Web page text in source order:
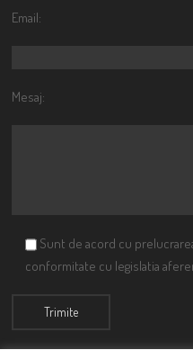
Email:
Mesaj:
Sunt de acord cu
conformitate cu legislatia